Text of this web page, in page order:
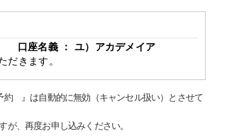
座名義 ： ユ）アカデメイア
だきます。
』は自動的に無効（キャンセル扱い）とさせて
、再度お申し込みください。